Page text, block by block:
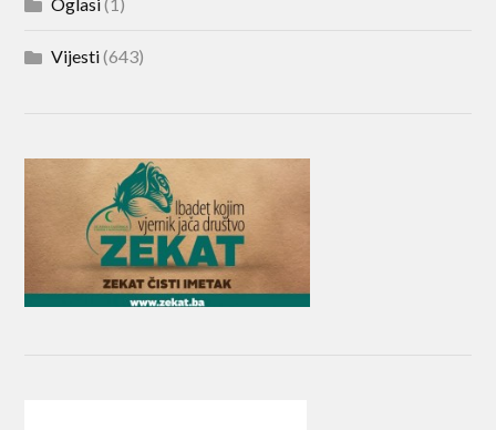
Vijesti(643)